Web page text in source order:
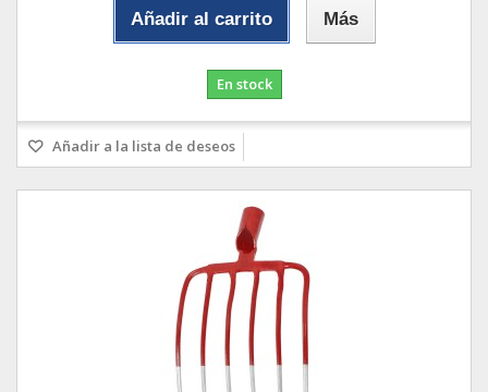
Añadir al carrito Más
En stock
Añadir a la lista de deseos